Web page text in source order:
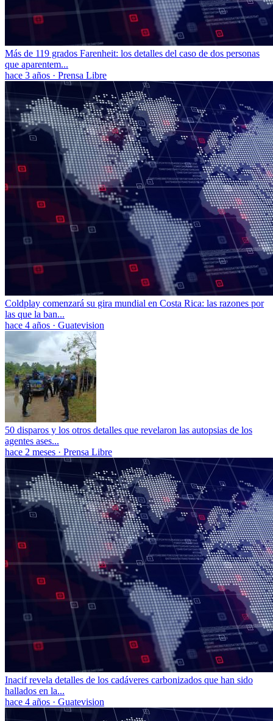
Más de 119 grados Farenheit: los detalles del caso de dos personas
que aparentem...
hace 3 años · Prensa Libre
Coldplay comenzará su gira mundial en Costa Rica: las razones por
las que la ban...
hace 4 años · Guatevision
50 disparos y los otros detalles que revelaron las autopsias de los
agentes ases...
hace 2 meses · Prensa Libre
Inacif revela detalles de los cadáveres carbonizados que han sido
hallados en la...
hace 4 años · Guatevision